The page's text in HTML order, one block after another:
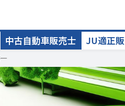
中古自動車販売士 JU適正